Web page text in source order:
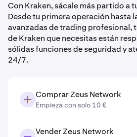
Con Kraken, sácale más partido a
Desde tu primera operación hasta
avanzadas de trading profesional,
de Kraken que necesitas están
sólidas funciones de seguridad y
24/7.
Comprar Zeus Network
Empieza con solo 10 €
Vender Zeus Network